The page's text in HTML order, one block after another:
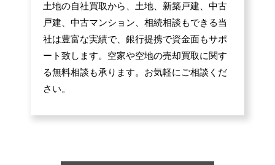
土地の自社買取から、土地、新築戸建、中古
戸建、中古マンション、相続相談もできる当
社は豊富な実績で、銀行提携で資金面もサポ
ート致します。空家や空地の売却買取に関す
る無料相談も承ります。お気軽にご相談くだ
さい。